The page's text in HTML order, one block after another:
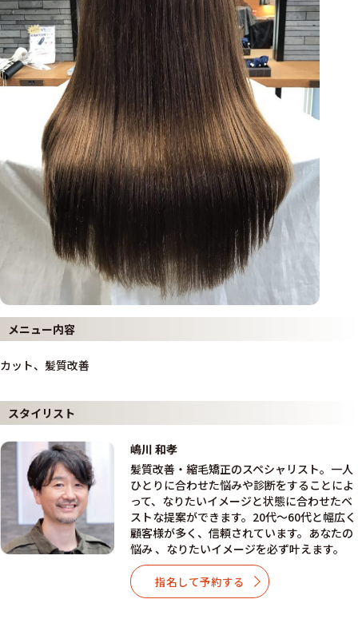
メニュー内容
カット、髪質改善
スタイリスト
嶋川 和孝
髪質改善・縮毛矯正のスペシャリスト。一人
ひとりに合わせた悩みや診断をすることによ
って、なりたいイメージと状態に合わせたベ
ストな提案ができます。20代～60代と幅広く
顧客様が多く、信頼されています。あなたの
悩み 、なりたいイメージを必ず叶えます。
指名して予約する